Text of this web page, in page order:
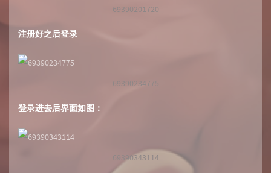
69390201720
注册好之后登录
69390234775
登录进去后界面如图：
69390343114